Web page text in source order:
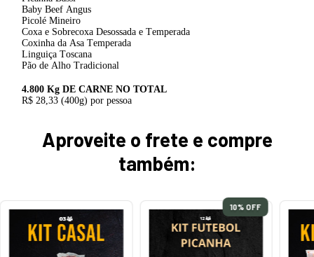
Baby Beef Angus
Picolé Mineiro
Coxa e Sobrecoxa Desossada e Temperada
Coxinha da Asa Temperada
Linguiça Toscana
Pão de Alho Tradicional
4.800 Kg DE CARNE NO TOTAL
R$ 28,33 (400g) por pessoa
Aproveite o frete e compre
também:
10% OFF